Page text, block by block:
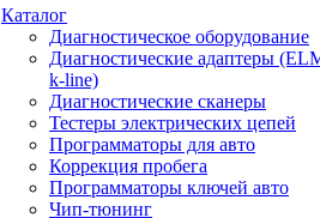
Каталог
Диагностическое оборудование
Диагностические адаптеры
k-line)
Диагностические сканеры
Тестеры электрических цепей
Программаторы для авто
Коррекция пробега
Программаторы ключей авто
Чип-тюнинг